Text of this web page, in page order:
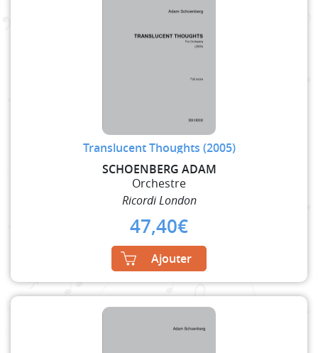
Translucent Thoughts (2005)
SCHOENBERG ADAM
Orchestre
Ricordi London
47,40€
Ajouter